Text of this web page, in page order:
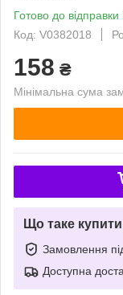
Готово до відправки
Код: V0382018
158 ₴
Мінімальна сума
Що таке
Замовлення
Доступна